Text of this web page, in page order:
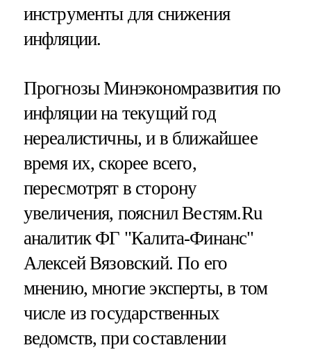
инструменты для снижения
инфляции.
Прогнозы Минэкономразвития по
инфляции на текущий год
нереалистичны, и в ближайшее
время их, скорее всего,
пересмотрят в сторону
увеличения, пояснил Вестям.Ru
аналитик ФГ "Калита-Финанс"
Алексей Вязовский. По его
мнению, многие эксперты, в том
числе из государственных
ведомств, при составлении